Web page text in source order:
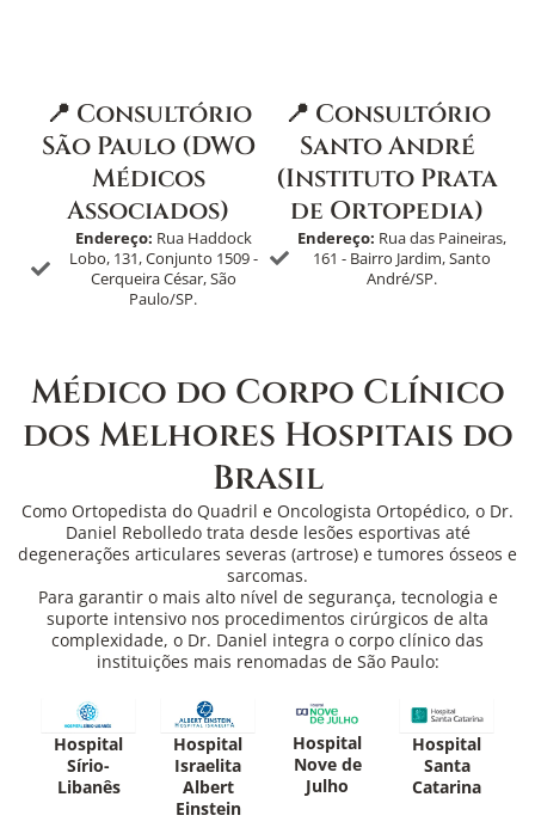
📍 Consultório
São Paulo (DWO
Médicos
Associados)
Endereço: Rua Haddock
Lobo, 131, Conjunto 1509 -
Cerqueira César, São
Paulo/SP.
📍 Consultório
Santo André
(Instituto Prata
de Ortopedia)
Endereço: Rua das Paineiras,
161 - Bairro Jardim, Santo
André/SP.
Médico do Corpo Clínico
dos Melhores Hospitais do
Brasil
Como Ortopedista do Quadril e Oncologista Ortopédico, o Dr.
Daniel Rebolledo trata desde lesões esportivas até
degenerações articulares severas (artrose) e tumores ósseos e
sarcomas.
Para garantir o mais alto nível de segurança, tecnologia e
suporte intensivo nos procedimentos cirúrgicos de alta
complexidade, o Dr. Daniel integra o corpo clínico das
instituições mais renomadas de São Paulo:
Hospital
Sírio-
Libanês
Hospital
Israelita
Albert
Einstein
Hospital
Nove de
Julho
Hospital
Santa
Catarina